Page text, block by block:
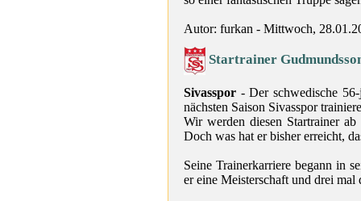
Autor: furkan - Mittwoch,
Startrainer
Sivasspor - Der schwedische
nächsten Saison Sivasspor
Wir werden diesen Startrainer
Doch was hat er bisher erreicht,
Seine Trainerkarriere begann in
er eine Meisterschaft und drei